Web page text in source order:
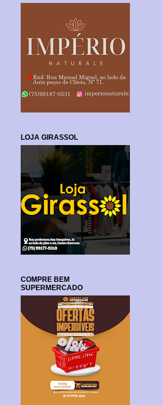
LOJA GIRASSOL
COMPRE BEM
SUPERMERCADO